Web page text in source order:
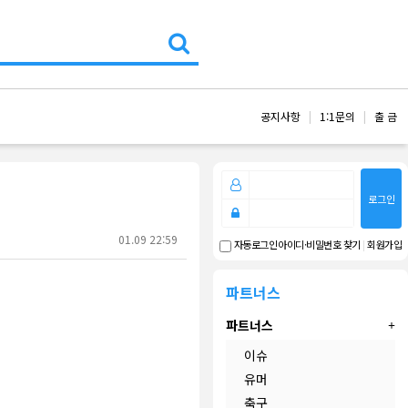
공지사항 1:1문의 출 금
01.09 22:59
로그인
자동로그인아이디·비밀번호 찾기 |회원가입
파트너스
파트너스
이슈
유머
축구